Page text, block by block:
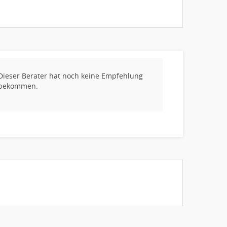
Berater hat noch keine Empfehlung